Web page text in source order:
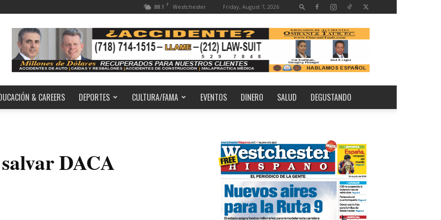
88.1 F Westchester Friday, August 7, 2026
& CAREERS DEPORTES CULTURA/FAMA EVENTOS DINERO SALUD DEGUSTANDO
DACA